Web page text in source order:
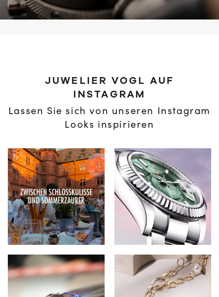
JUWELIER VOGL AUF
INSTAGRAM
Lassen Sie sich von unseren Instagram
Looks inspirieren